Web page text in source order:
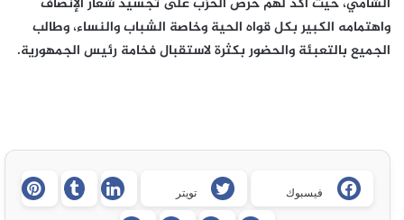
واهتمامه الكبير بكل قواه الحية وخاصة الشباب والنساء، وطالب
الجميع بالتعبئة والحضور بكثرة لاستقبال فخامة رئيس الجمهورية.
فيسبوك تويتر